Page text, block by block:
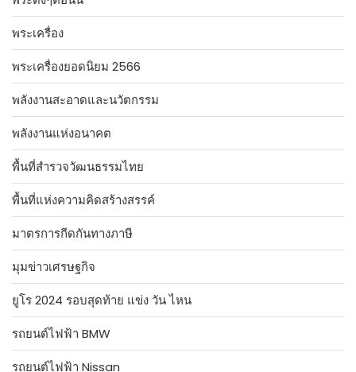
พระเครื่อง
พระเครื่องยอดนิยม 2566
พลังงานสะอาดและนวัตกรรม
พลังงานแห่งอนาคต
พื้นที่สำรวจวัฒนธรรมไทย
พื้นที่แห่งความคิดสร้างสรรค์
มาตรการกีดกันทางภาษี
มุมข่าวเศรษฐกิจ
ยูโร 2024 รอบสุดท้าย แข่ง วัน ไหน
รถยนต์ไฟฟ้า BMW
รถยนต์ไฟฟ้า Nissan